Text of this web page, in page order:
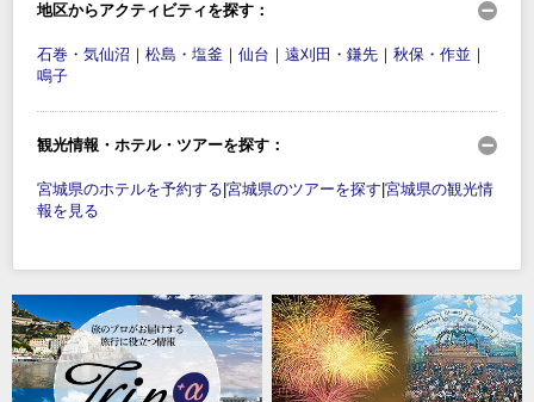
地区からアクティビティを探す：
石巻・気仙沼 ｜ 松島・塩釜 ｜ 仙台 ｜ 遠刈田・鎌先 ｜ 秋保・作並 ｜
鳴子
観光情報・ホテル・ツアーを探す：
宮城県のホテルを予約する 宮城県のツアーを探す 宮城県の観光情
報を見る